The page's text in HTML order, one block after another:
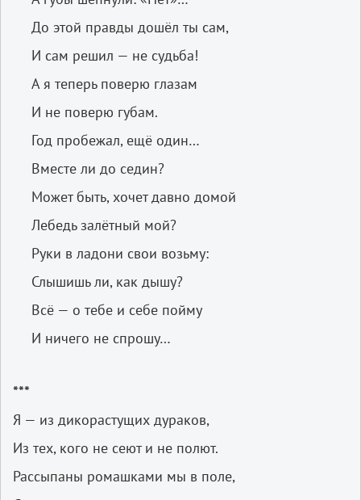
До этой правды дошёл ты сам,
И сам решил — не судьба!
А я теперь поверю глазам
И не поверю губам.
Год пробежал, ещё один…
Вместе ли до седин?
Может быть, хочет давно домой
Лебедь залётный мой?
Руки в ладони свои возьму:
Слышишь ли, как дышу?
Всё — о тебе и себе пойму
И ничего не спрошу…
***
Я — из дикорастущих дураков,
Из тех, кого не сеют и не полют.
Рассыпаны ромашками мы в поле,